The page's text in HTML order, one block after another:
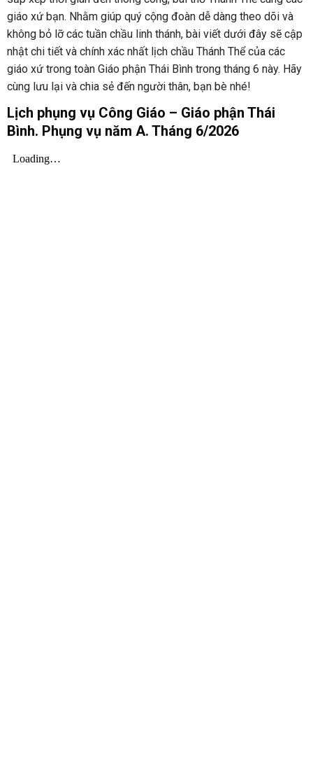
giáo xứ bạn. Nhằm giúp quý cộng đoàn dễ dàng theo dõi và
không bỏ lỡ các tuần chầu linh thánh, bài viết dưới đây sẽ cập
nhật chi tiết và chính xác nhất lịch chầu Thánh Thể của các
giáo xứ trong toàn Giáo phận Thái Bình trong tháng 6 này. Hãy
cùng lưu lại và chia sẻ đến người thân, bạn bè nhé!
Lịch phụng vụ Công Giáo – Giáo phận Thái
Bình. Phụng vụ năm A. Tháng 6/2026